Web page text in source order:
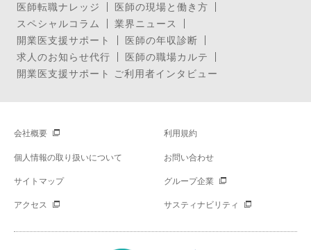
医師転職ナレッジ
医師の現場と働き方
スペシャルコラム
業界ニュース
開業医支援サポート
医師の年収診断
求人のお知らせ代行
医師の職場カルテ
開業医支援サポート ご利用者インタビュー
会社概要 利用規約
個人情報の取り扱いについて お問い合わせ
サイトマップ グループ企業
アクセス サスティナビリティ